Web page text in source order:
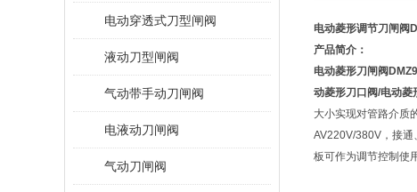
电动穿透式刀型闸阀
液动刀型闸阀
气动带手动刀闸阀
电液动刀闸阀
气动刀闸阀
电动菱形调节刀闸阀
产品简介：
电动菱形刀闸阀
动菱形刀口阀/电动菱
大小实现对管路介质
AV220V/380V，接通
板可作为调节控制使用